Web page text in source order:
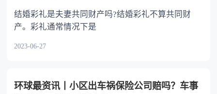
结婚彩礼是夫妻共同财产吗?结婚彩礼不算共同财
产。彩礼通常情况下是
2023-06-27
环球最资讯丨小区出车祸保险公司赔吗？车事